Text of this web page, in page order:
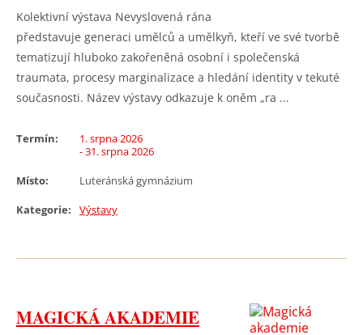
Kolektivní výstava Nevyslovená rána
představuje generaci umělců a umělkyň, kteří ve své tvorbě
tematizují hluboko zakořeněná osobní i společenská
traumata, procesy marginalizace a hledání identity v tekuté
současnosti. Název výstavy odkazuje k oněm „ra ...
Termín:
1. srpna 2026
- 31. srpna 2026
Místo:
Luteránská gymnázium
Kategorie:
Výstavy
MAGICKÁ AKADEMIE